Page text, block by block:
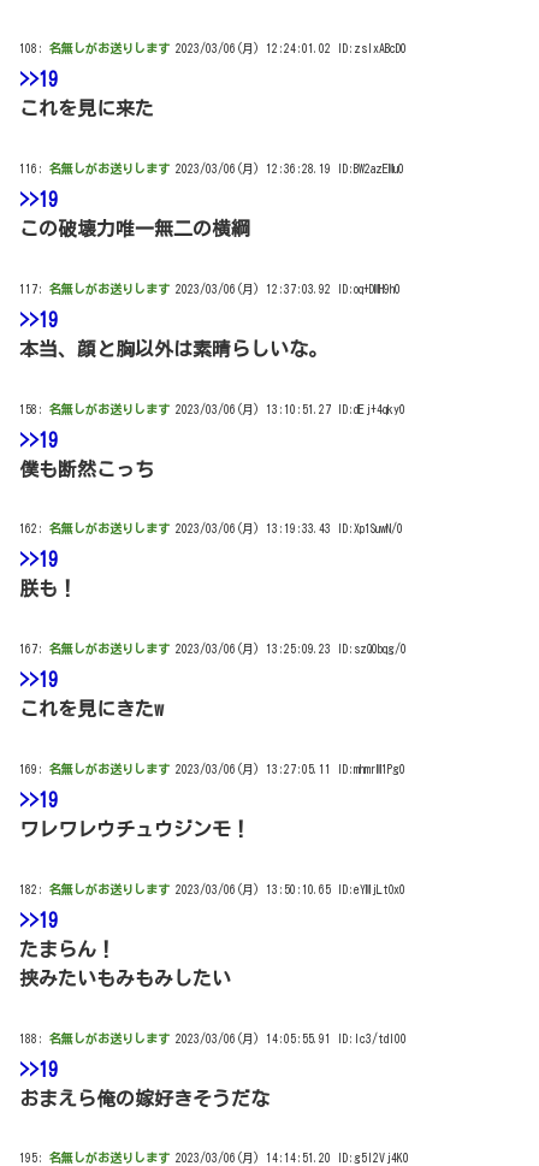
108: 名無しがお送りします 2023/03/06(月) 12:24:01.02 ID:zsIxABcD0
>>19
これを見に来た
116: 名無しがお送りします 2023/03/06(月) 12:36:28.19 ID:BW2azEMu0
>>19
この破壊力唯一無二の横綱
117: 名無しがお送りします 2023/03/06(月) 12:37:03.92 ID:oq+DMH9h0
>>19
本当、顔と胸以外は素晴らしいな。
158: 名無しがお送りします 2023/03/06(月) 13:10:51.27 ID:dEj+4qky0
>>19
僕も断然こっち
162: 名無しがお送りします 2023/03/06(月) 13:19:33.43 ID:Xp1SuwN/0
>>19
朕も！
167: 名無しがお送りします 2023/03/06(月) 13:25:09.23 ID:szQ0bqg/0
>>19
これを見にきたw
169: 名無しがお送りします 2023/03/06(月) 13:27:05.11 ID:mhmrM1Pg0
>>19
ワレワレウチュウジンモ！
182: 名無しがお送りします 2023/03/06(月) 13:50:10.65 ID:eYMjLtOx0
>>19
たまらん！
挟みたいもみもみしたい
188: 名無しがお送りします 2023/03/06(月) 14:05:55.91 ID:Ic3/tdI00
>>19
おまえら俺の嫁好きそうだな
195: 名無しがお送りします 2023/03/06(月) 14:14:51.20 ID:g5I2Vj4K0